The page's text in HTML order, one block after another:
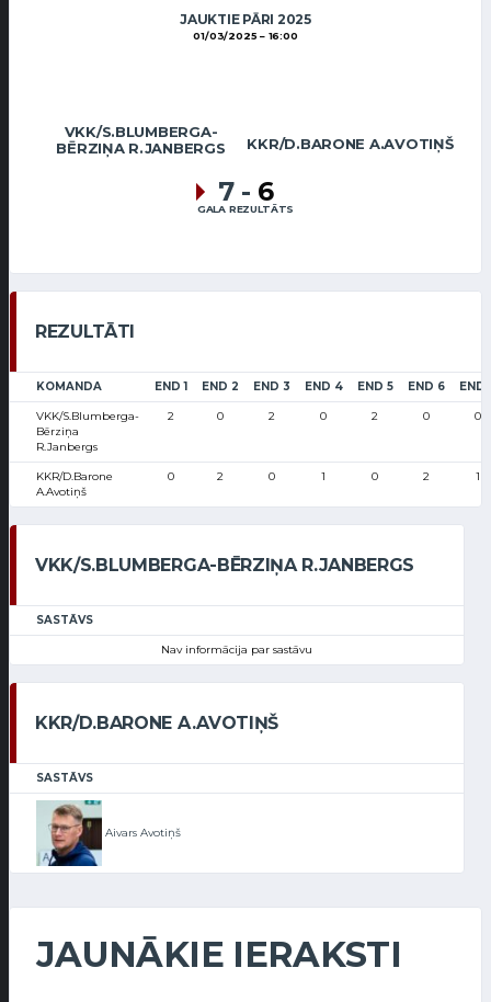
JAUKTIE PĀRI 2025
01/03/2025 16:00
VKK/S.BLUMBERGA-
BĒRZIŅA R.JANBERGS
KKR/D.BARONE A.AVOTIŅŠ
7 - 6
GALA REZULTĀTS
REZULTĀTI
KOMANDA END 1 END 2 END 3 END 4 END 5 END 6 END
VKK/S.Blumberga-
Bērziņa
R.Janbergs
2 0 2 0 2 0 0
KKR/D.Barone
A.Avotiņš
0 2 0 1 0 2 1
VKK/S.BLUMBERGA-BĒRZIŅA R.JANBERGS
SASTĀVS
Nav informācija par sastāvu
KKR/D.BARONE A.AVOTIŅŠ
SASTĀVS
Aivars Avotiņš
JAUNĀKIE IERAKSTI